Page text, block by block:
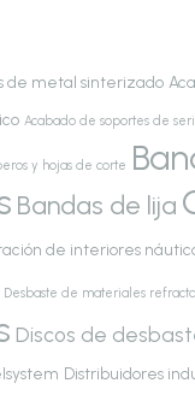
de metal sinterizado
Acabado de soportes de
y hojas de corte
Bandas de lija
de interiores
Desbaste de materiales
Discos de
Distribuidores